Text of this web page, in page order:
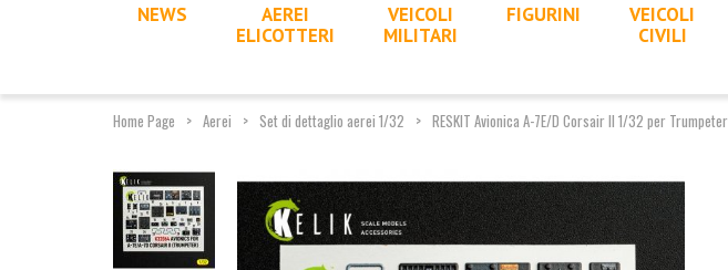
NEWS
AEREI
ELICOTTERI
VEICOLI
MILITARI
FIGURINI
VEICOLI
CIVILI
Home Page Aerei Set di dettaglio aerei 1/32 RESKIT Avionica A-7E/D Corsair II 1/32 per Trumpeter